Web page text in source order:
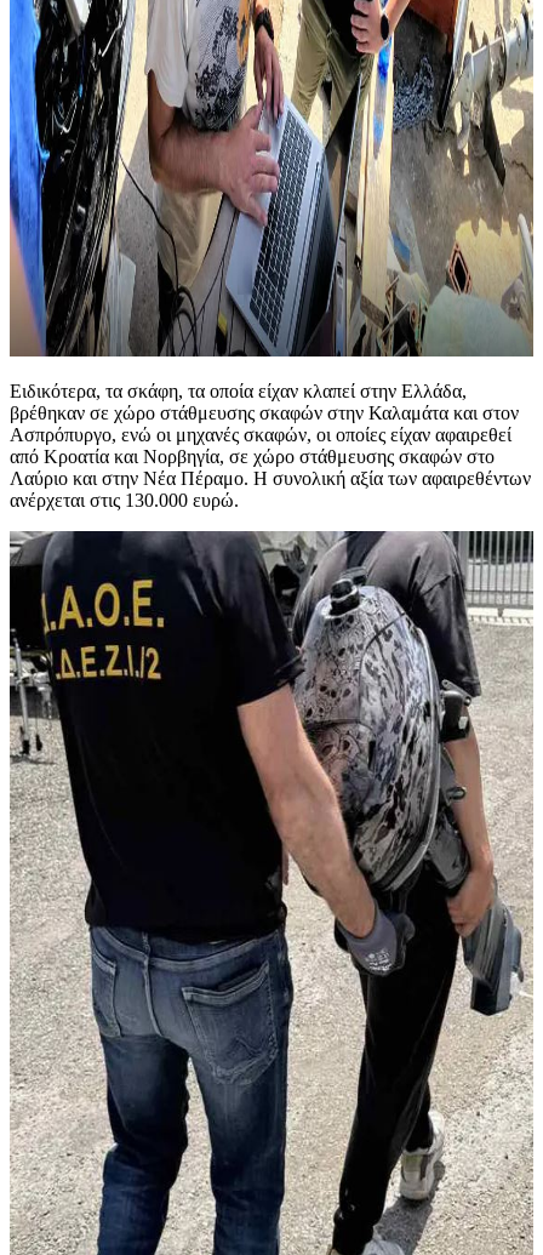
Ειδικότερα, τα σκάφη, τα οποία είχαν κλαπεί στην Ελλάδα,
βρέθηκαν σε χώρο στάθμευσης σκαφών στην Καλαμάτα και στον
Ασπρόπυργο, ενώ οι μηχανές σκαφών, οι οποίες είχαν αφαιρεθεί
από Κροατία και Νορβηγία, σε χώρο στάθμευσης σκαφών στο
Λαύριο και στην Νέα Πέραμο. Η συνολική αξία των αφαιρεθέντων
ανέρχεται στις 130.000 ευρώ.